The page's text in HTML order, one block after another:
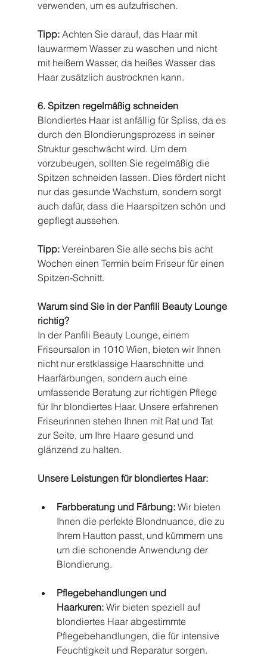
verwenden, um es aufzufrischen.
Tipp: Achten Sie darauf, das Haar mit
lauwarmem Wasser zu waschen und nicht
mit heißem Wasser, da heißes Wasser das
Haar zusätzlich austrocknen kann.
6. Spitzen regelmäßig schneiden
Blondiertes Haar ist anfällig für Spliss, da es
durch den Blondierungsprozess in seiner
Struktur geschwächt wird. Um dem
vorzubeugen, sollten Sie regelmäßig die
Spitzen schneiden lassen. Dies fördert nicht
nur das gesunde Wachstum, sondern sorgt
auch dafür, dass die Haarspitzen schön und
gepflegt aussehen.
Tipp: Vereinbaren Sie alle sechs bis acht
Wochen einen Termin beim Friseur für einen
Spitzen-Schnitt.
Warum sind Sie in der Panfili Beauty Lounge
richtig?
In der Panfili Beauty Lounge, einem
Friseursalon in 1010 Wien, bieten wir Ihnen
nicht nur erstklassige Haarschnitte und
Haarfärbungen, sondern auch eine
umfassende Beratung zur richtigen Pflege
für Ihr blondiertes Haar. Unsere erfahrenen
Friseurinnen stehen Ihnen mit Rat und Tat
zur Seite, um Ihre Haare gesund und
glänzend zu halten.
Unsere Leistungen für blondiertes Haar:
Farbberatung und Färbung: Wir bieten
Ihnen die perfekte Blondnuance, die zu
Ihrem Hautton passt, und kümmern uns
um die schonende Anwendung der
Blondierung.
Pflegebehandlungen und
Haarkuren: Wir bieten speziell auf
blondiertes Haar abgestimmte
Pflegebehandlungen, die für intensive
Feuchtigkeit und Reparatur sorgen.